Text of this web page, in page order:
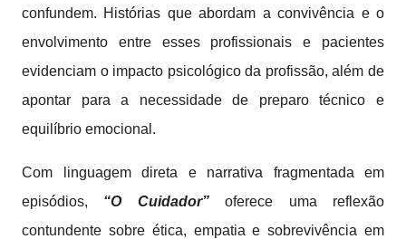
confundem. Histórias que abordam a convivência e o
envolvimento entre esses profissionais e pacientes
evidenciam o impacto psicológico da profissão, além de
apontar para a necessidade de preparo técnico e
equilíbrio emocional.
Com linguagem direta e narrativa fragmentada em
episódios, “O Cuidador”oferece uma reflexão
contundente sobre ética, empatia e sobrevivência em